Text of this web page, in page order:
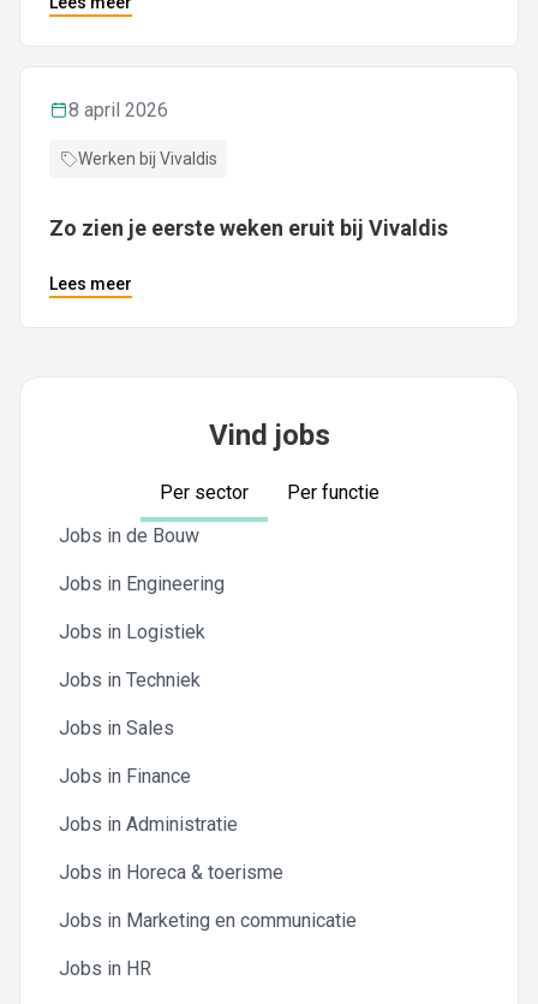
8 april 2026
Werken bij Vivaldis
Zo zien je eerste weken eruit bij Vivaldis
Lees meer
Vind jobs
Per sector
Per functie
Jobs in de Bouw
Jobs in Engineering
Jobs in Logistiek
Jobs in Techniek
Jobs in Sales
Jobs in Finance
Jobs in Administratie
Jobs in Horeca & toerisme
Jobs in Marketing en communicatie
Jobs in HR